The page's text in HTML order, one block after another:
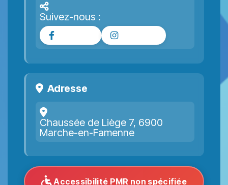
Suivez-nous :
Instagram
Adresse
Chaussée de Liège 7, 6900
Marche-en-Famenne
Accessibilité PMR non spécifiée